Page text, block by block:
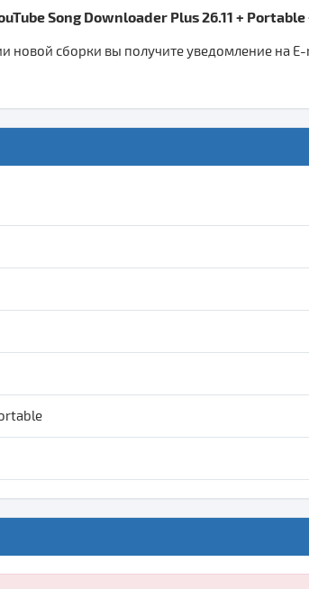
Song Downloader Plus 26.11 + Portable
новой сборки вы получите уведомление на E-